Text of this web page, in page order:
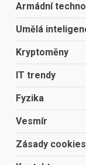
Armádní
Umělá
Kryptoměny
IT trendy
Fyzika
Vesmír
Zásady